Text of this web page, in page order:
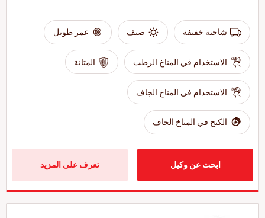
شاحنة خفيفة صيف عمر طويل
الاستخدام في المناخ الرطب المتانة
الاستخدام في المناخ الجاف
الكبح في المناخ الجاف
ابحث عن وكيل تعرف على المزيد